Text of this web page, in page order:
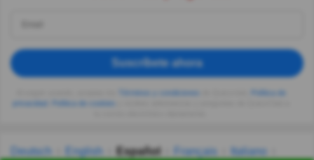
Suscríbete ahora
privacidad
Deutsch English Español Français
Italiano